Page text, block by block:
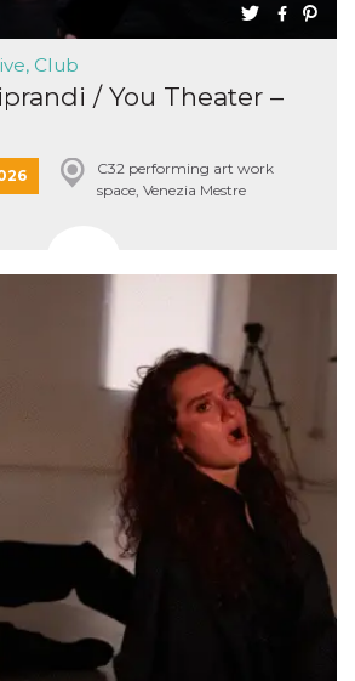
Club
/ You Theater –
C32 performing art work
space, Venezia Mestre